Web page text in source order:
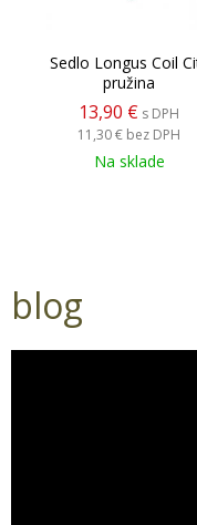
Sedlo Longus Coil
pružina
13,90 € s DPH
11,30 € bez DPH
Na sklade
blog